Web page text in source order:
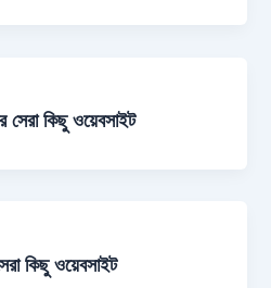
সেরা কিছু ওয়েবসাইট
কিছু ওয়েবসাইট